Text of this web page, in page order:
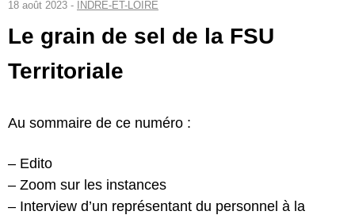
18 août 2023 - INDRE-ET-LOIRE
Le grain de sel de la FSU
Territoriale
Au sommaire de ce numéro :
– Edito
– Zoom sur les instances
– Interview d’un représentant du personnel à la